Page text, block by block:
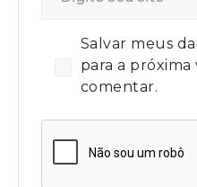
Salvar meus
para a
comentar.